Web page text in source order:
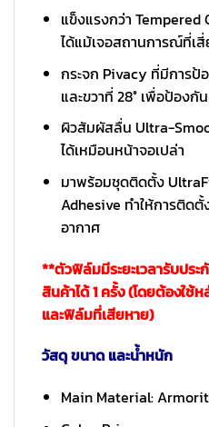
แข็งแรงกว่า Tempered
ได้แม้เจอสถานการณ์ที่เ
กระจก Pivacy ที่มีการป้
และขวาที่ 28° เพื่อป้องกั
ผิวสัมผัสลื่น Ultra-
ได้เหมือนหน้าจอเปล่า
มาพร้อมชุดติดตั้ง
Adhesive ทำให้การติด
อากาศ
**ตัวฟิล์มมีระยะเวลารับประ
สินค้าได้ 1 ครั้ง (โดยต้องใช้
และฟิล์มที่เสียหาย)
วัสดุ ขนาด และน้ำหนัก
Main Material: